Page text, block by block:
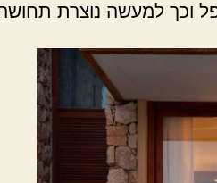
למעשה נוצרת תחושה